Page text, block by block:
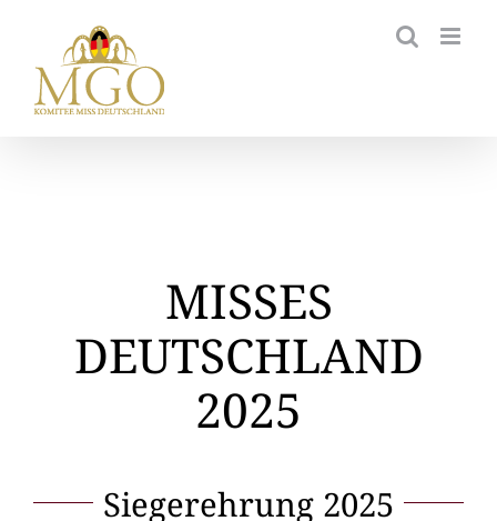
springen
MISSES
DEUTSCHLAND
2025
Siegerehrung 2025